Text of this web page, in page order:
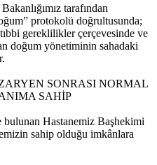
tarafından
protokolü doğrultusunda;
tıbbi gereklilikler çerçevesinde ve
doğum yönetiminin sahadaki
SONRASI NORMAL
SAHİP
Hastanemiz Başhekimi
sahip olduğu imkânlara